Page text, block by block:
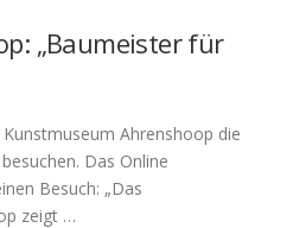
„Baumeister für
Ahrenshoop die
Das Online
Besuch: „Das
zeigt …